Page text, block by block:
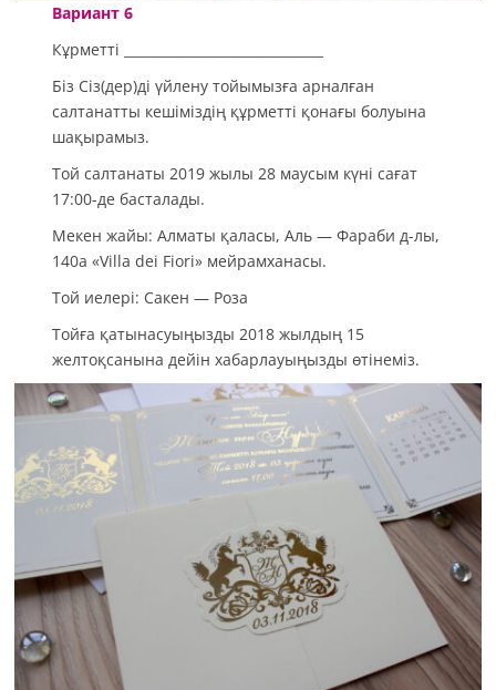
Вариант 6
Кұрметті ______________________________
Біз Сіз(дер)ді үйлену тойымызға арналған
салтанатты кешіміздің құрметті қонағы болуына
шақырамыз.
Той салтанаты 2019 жылы 28 маусым күні сағат
17:00-де басталады.
Мекен жайы: Алматы қаласы, Аль — Фараби д-лы,
140а «Villa dei Fiori» мейрамханасы.
Той иелері: Сакен — Роза
Тойға қатынасуыңызды 2018 жылдың 15
желтоқсанына дейін хабарлауыңызды өтінеміз.